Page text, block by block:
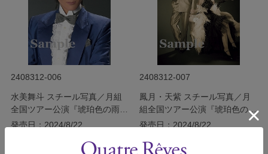
2408312-006
水美舞斗 スチール写真／月組
全国ツアー公演『琥珀色の雨に
ぬれて』『Grande
発売日：2024/8/22
2408312-007
鳳月・天紫 スチール写真／月
組全国ツアー公演『琥珀色の雨
にぬれて』『Grande
発売日：2024/8/22